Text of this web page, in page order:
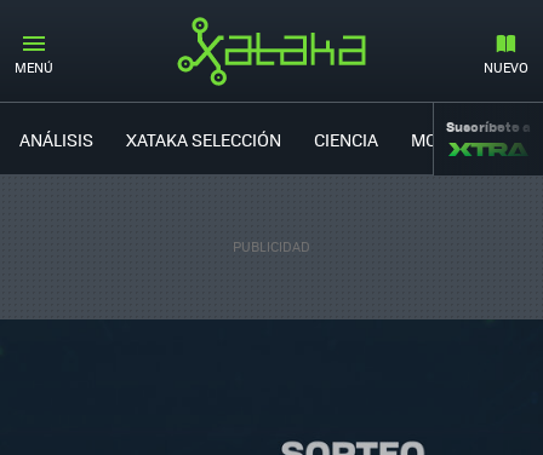
MENÚ NUEVO
ANÁLISIS XATAKA SELECCIÓN CIENCIA MOVILIDAD
Suscríbete a